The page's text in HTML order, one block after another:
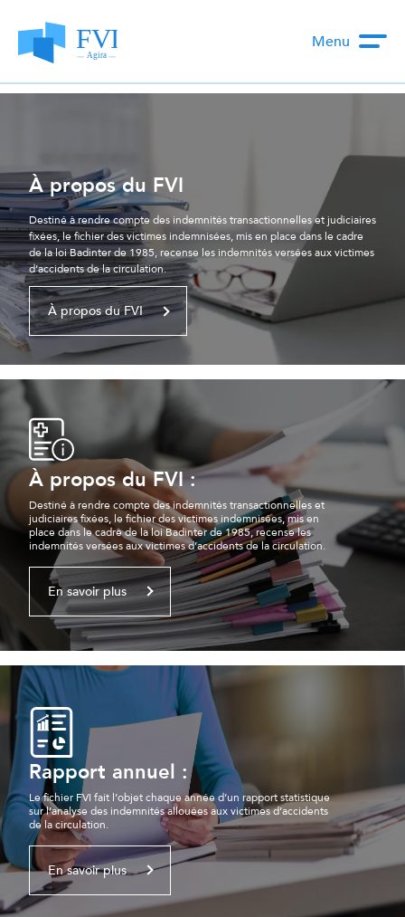
Menu
À propos du FVI :
Destiné à rendre compte des indemnités transactionnelles et
judiciaires fixées, le fichier des victimes indemnisées, mis en
place dans le cadre de la loi Badinter de 1985, recense les
indemnités versées aux victimes d’accidents de la circulation.
En savoir plus
Rapport annuel :
Le fichier FVI fait l’objet chaque année d’un rapport statistique
sur l’analyse des indemnités allouées aux victimes d’accidents
de la circulation.
En savoir plus
À propos du FVI
Destiné à rendre compte des indemnités transactionnelles et judiciaires
fixées, le fichier des victimes indemnisées, mis en place dans le cadre
de la loi Badinter de 1985, recense les indemnités versées aux victimes
d’accidents de la circulation.
À propos du FVI